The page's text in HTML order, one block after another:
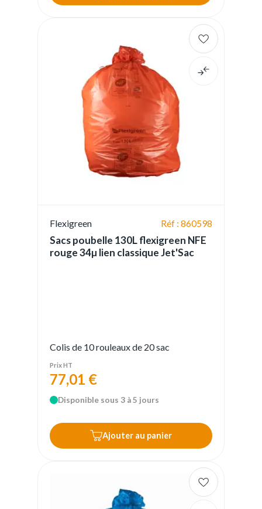
Flexigreen Réf : 860598
Sacs poubelle 130L flexigreen NFE
rouge 34µ lien classique Jet'Sac
Colis de 10 rouleaux de 20 sac
Prix HT
77,01 €
Disponible sous 3 à 5 jours
Ajouter au panier